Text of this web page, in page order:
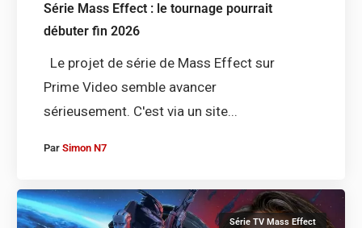
Série Mass Effect : le tournage pourrait
débuter fin 2026
Le projet de série de Mass Effect sur
Prime Video semble avancer
sérieusement. C'est via un site...
Par Simon N7
Série TV Mass Effect